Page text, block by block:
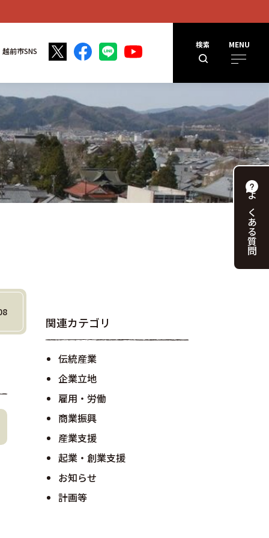
検索 MENU
越前市SNS
よくある
質問
関連カテゴリ
伝統産業
企業立地
雇用・労働
商業振興
産業支援
起業・創業支援
お知らせ
計画等